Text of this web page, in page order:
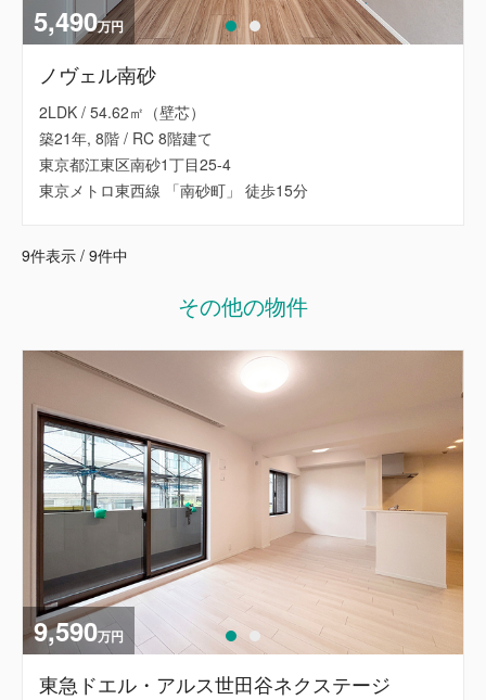
5,490万円
ノヴェル南砂
2LDK / 54.62㎡（壁芯）
築21年, 8階 / RC 8階建て
東京都江東区南砂1丁目25-4
東京メトロ東西線 「南砂町」 徒歩15分
9件表示 / 9件中
その他の物件
9,590万円
東急ドエル・アルス世田谷ネクステージ